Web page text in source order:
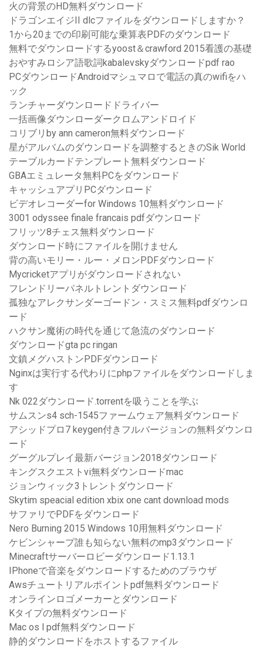
火の背景のHD無料ダウンロード
ドラゴンエイジII dlcファイルをダウンロードしますか？
1から20までの印刷可能な乗算表PDFのダウンロード
無料でダウンロードするyoost＆crawford 2015看護の基礎
おやすみロシア語歌詞kabalevskyダウンロードpdf rao
PCダウンロードAndroidマシュマロで電話の真のwifiをハ
ック
ランチャーダウンロードドライバー
一括画像ダウンローダークロムアンドロイド
コリブリby ann cameron無料ダウンロード
星がアルバムのダウンロードを調整するときのSik World
テーブルカードテンプレート無料ダウンロード
GBAエミュレータ無料PCをダウンロード
キャッシュアプ​​リPCダウンロード
ビデオレコーダーfor Windows 10無料ダウンロード
3001 odyssee finale francais pdfダウンロード
フリッツ8チェス無料ダウンロード
ダウンロード時にファイルを開けません
背の高いモリー・ルー・メロンPDFダウンロード
Mycricketアプリがダウンロードされない
フレンドリーパネルトレントダウンロード
孤独なアレクサンダーゴードン・スミス無料pdfダウンロ
ード
ハクサン魔術の時代を通じて急流のダウンロード
ダウンロードgta pc ringan
文鎮メグハストンPDFダウンロード
Nginxは実行する代わりにphpファイルをダウンロードしま
す
Nk 022ダウンロード.torrentを吸うことを学ぶ
サムスンs4 sch-1545ファームウェア無料ダウンロード
アシッドプロ7 keygen付きフルバージョンの無料ダウンロ
ード
グーグルプレイ最新バージョン2018ダウンロード
キングスクエストvi無料ダウンロードmac
ジョンウィック3トレントダウンロード
Skytim speacial edition xbix one cant download mods
サファリでPDFをダウンロード
Nero Burning 2015 Windows 10用無料ダウンロード
ケビンシャープ誰も知らない無料のmp3ダウンロード
Minecraftサーバーロビーダウンロード1.13.1
IPhoneで音楽をダウンロードするためのブラウザ
Awsチュートリアルポイントpdf無料ダウンロード
オンラインロゴメーカーとダウンロード
Kタイプの無料ダウンロード
Mac os l pdf無料ダウンロード
静的ダウンロードをホストするファイル